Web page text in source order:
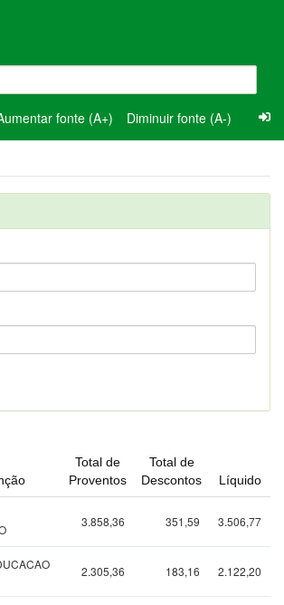
fonte (A+) Diminuir fonte (A-)
Total de
Proventos
Total de
Descontos
Líquido
3.858,36 351,59 3.506,77
2.305,36 183,16 2.122,20